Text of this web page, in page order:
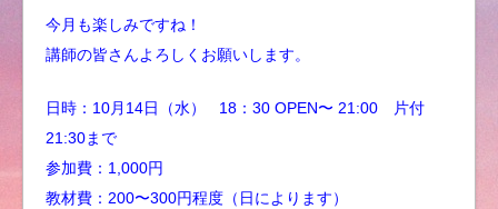
今月も楽しみですね！
講師の皆さんよろしくお願いします。
日時：10月14日（水） 18：30 OPEN〜 21:00 片付
21:30まで
参加費：1,000円
教材費：200〜300円程度（日によります）